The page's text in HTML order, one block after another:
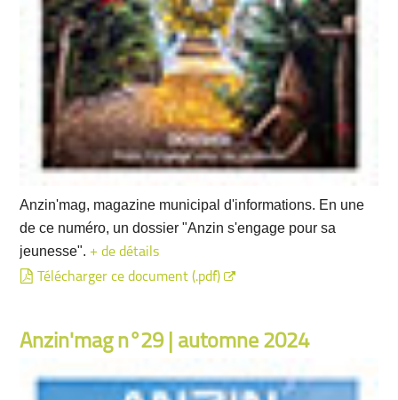
Anzin'mag, magazine municipal d'informations. En une
de ce numéro, un dossier "Anzin s'engage pour sa
jeunesse".+ de détails
Télécharger ce document (.pdf)
Anzin'mag n°29 | automne 2024